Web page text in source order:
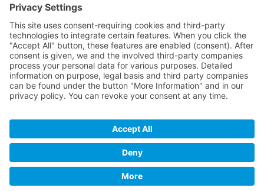
KONTAKT
Verlag für Prävention & Gesundheit GmbH
Waldseestraße 27
77731 Willstätt
Telefon: 07852 / 93 55 196
E-Mail:info@tt-digi.de
© TT-Digi 2026